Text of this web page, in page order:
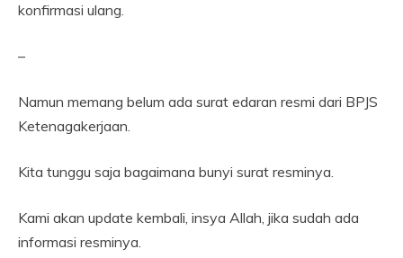
konfirmasi ulang.
–
Namun memang belum ada surat edaran resmi dari BPJS
Ketenagakerjaan.
Kita tunggu saja bagaimana bunyi surat resminya.
Kami akan update kembali, insya Allah, jika sudah ada
informasi resminya.